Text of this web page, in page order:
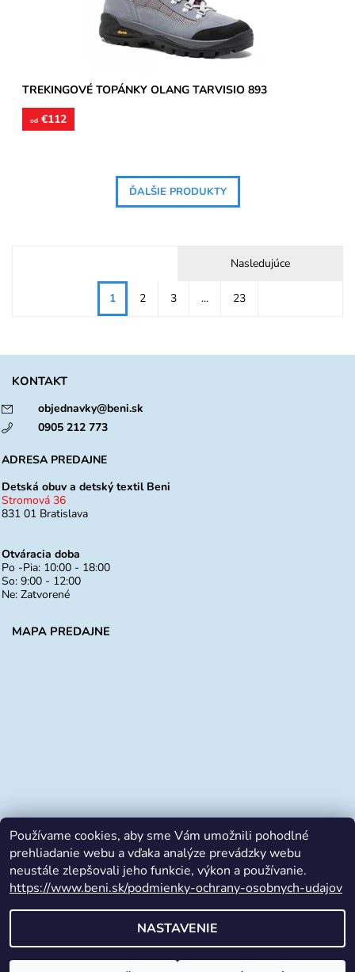
TREKINGOVÉ TOPÁNKY OLANG TARVISIO 893
od €112
ĎALŠIE PRODUKTY
Nasledujúce
1 2 3 ... 23
KONTAKT
objednavky@beni.sk
0905 212 773
ADRESA PREDAJNE
Detská obuv a detský textil Beni
Stromová 36
831 01 Bratislava
Otváracia doba
Po -Pia: 10:00 - 18:00
So: 9:00 - 12:00
Ne: Zatvorené
MAPA PREDAJNE
Facebook
2026 © beni.sk, všetky práva vyhradené
Používame cookies, aby sme Vám umožnili pohodlné
prehliadanie webu a vďaka analýze prevádzky webu
neustále zlepšovali jeho funkcie, výkon a používanie.
https://www.beni.sk/podmienky-ochrany-osobnych-udajov
NASTAVENIE